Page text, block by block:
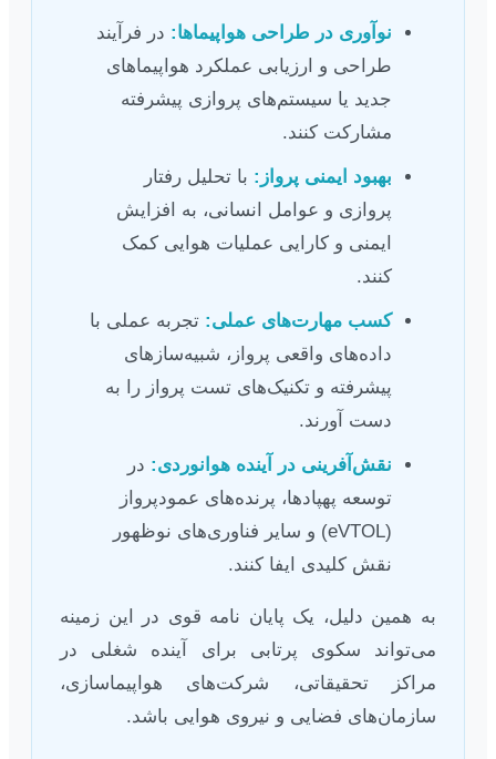
نوآوری در طراحی هواپیماها: در فرآیند
طراحی و ارزیابی عملکرد هواپیماهای
جدید یا سیستم‌های پروازی پیشرفته
مشارکت کنند.
بهبود ایمنی پرواز: با تحلیل رفتار
پروازی و عوامل انسانی، به افزایش
ایمنی و کارایی عملیات هوایی کمک
کنند.
کسب مهارت‌های عملی: تجربه عملی با
داده‌های واقعی پرواز، شبیه‌سازهای
پیشرفته و تکنیک‌های تست پرواز را به
دست آورند.
نقش‌آفرینی در آینده هوانوردی: در
توسعه پهپادها، پرنده‌های عمودپرواز
(eVTOL) و سایر فناوری‌های نوظهور
نقش کلیدی ایفا کنند.
به همین دلیل، یک پایان نامه قوی در این زمینه
می‌تواند سکوی پرتابی برای آینده شغلی در
مراکز تحقیقاتی، شرکت‌های هواپیماسازی،
سازمان‌های فضایی و نیروی هوایی باشد.